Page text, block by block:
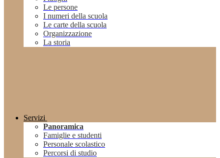
Le persone
I numeri della scuola
Le carte della scuola
Organizzazione
La storia
Servizi
Panoramica
Famiglie e studenti
Personale scolastico
Percorsi di studio